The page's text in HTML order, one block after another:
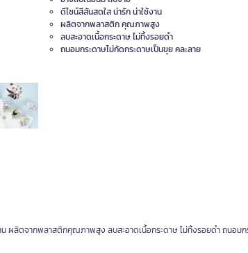
ดีไซน์สีสันสดใส น่ารัก น่าใช้งาน
ผลิตจากพลาสติก คุณภาพสูง
ลบสะอาดเนื้อกระดาษ ไม่ทิ้งรอยดำ
ถนอมกระดาษไม่กัดกระดาษเป็นขุย คละลาย
น ผลิตจากพลาสติกคุณภาพสูง ลบสะอาดเนื้อกระดาษ ไม่ทิ้งรอยดำ ถนอม